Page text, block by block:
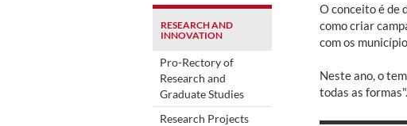
RESEARCH AND
INNOVATION
Pro-Rectory of
Research and
Graduate Studies
Research Projects
O conceito é de
como criar
com os
Neste ano, o
todas as formas".